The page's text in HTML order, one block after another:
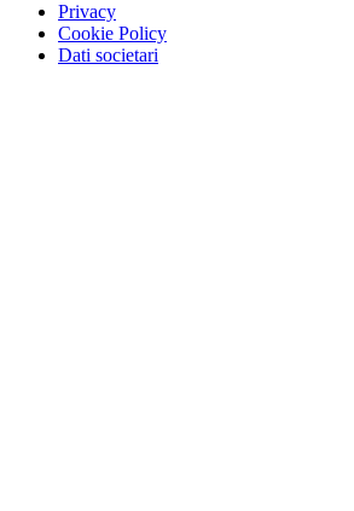
Privacy
Cookie Policy
Dati societari